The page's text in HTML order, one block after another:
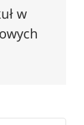
w